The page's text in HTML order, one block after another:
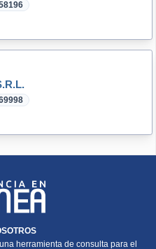
herramienta de consulta para el